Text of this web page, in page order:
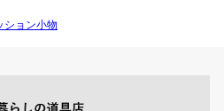
ション小物